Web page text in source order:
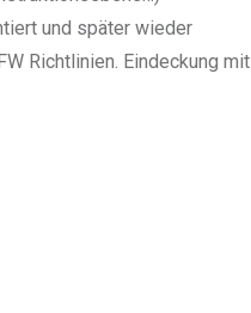
und später wieder
Richtlinien. Eindeckung mit